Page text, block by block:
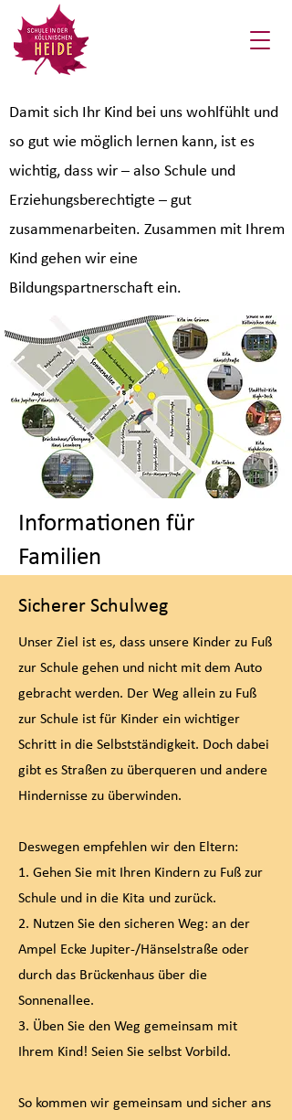
Damit sich Ihr Kind bei uns wohlfühlt und
so gut wie möglich lernen kann, ist es
wichtig, dass wir – also Schule und
Erziehungsberechtigte – gut
zusammenarbeiten. Zusammen mit Ihrem
Kind gehen wir eine
Bildungspartnerschaft ein.
Informationen für
Familien
Sicherer Schulweg
Unser Ziel ist es, dass unsere Kinder zu Fuß
zur Schule gehen und nicht mit dem Auto
gebracht werden. Der Weg allein zu Fuß
zur Schule ist für Kinder ein wichtiger
Schritt in die Selbstständigkeit. Doch dabei
gibt es Straßen zu überqueren und andere
Hindernisse zu überwinden.
Deswegen empfehlen wir den Eltern:
1. Gehen Sie mit Ihren Kindern zu Fuß zur
Schule und in die Kita und zurück.
2. Nutzen Sie den sicheren Weg: an der
Ampel Ecke Jupiter-/Hänselstraße oder
durch das Brückenhaus über die
Sonnenallee.
3. Üben Sie den Weg gemeinsam mit
Ihrem Kind! Seien Sie selbst Vorbild.
So kommen wir gemeinsam und sicher ans